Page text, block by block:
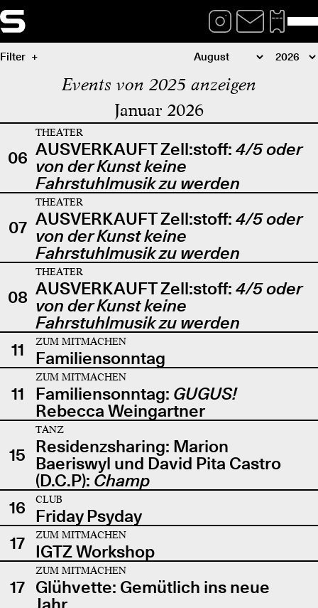
Filter
Events von 2025 anzeigen
Januar 2026
06
THEATER
AUSVERKAUFT Zell:stoff: 4/5 oder
von der Kunst keine
Fahrstuhlmusik zu werden
07
THEATER
AUSVERKAUFT Zell:stoff: 4/5 oder
von der Kunst keine
Fahrstuhlmusik zu werden
08
THEATER
AUSVERKAUFT Zell:stoff: 4/5 oder
von der Kunst keine
Fahrstuhlmusik zu werden
11
ZUM MITMACHEN
Familiensonntag
11
ZUM MITMACHEN
Familiensonntag: GUGUS!
Rebecca Weingartner
15
TANZ
Residenzsharing: Marion
Baeriswyl und David Pita Castro
(D.C.P): Champ
16
CLUB
Friday Psyday
17
ZUM MITMACHEN
IGTZ Workshop
17
ZUM MITMACHEN
Glühvette: Gemütlich ins neue